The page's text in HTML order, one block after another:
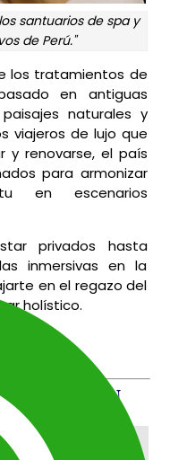
santuarios de spa y
de Perú."
los tratamientos de
en antiguas
naturales y
viajeros de lujo que
y renovarse, el país
para armonizar
en escenarios
privados hasta
inmersivas en la
en el regazo del
holístico.
GAMA CON
ANDINAS